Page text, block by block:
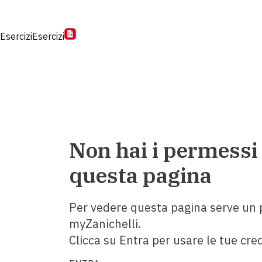
EserciziEsercizi
Non hai i
questa pagina
Per vedere questa pagina serve un
myZanichelli.
Clicca su Entra per usare le tue